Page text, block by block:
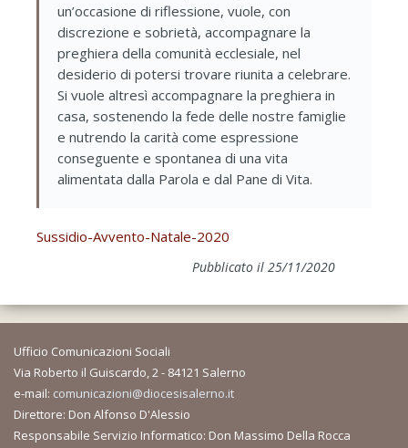
un’occasione di riflessione, vuole, con
discrezione e sobrietà, accompagnare la
preghiera della comunità ecclesiale, nel
desiderio di potersi trovare riunita a celebrare.
Si vuole altresì accompagnare la preghiera in
casa, sostenendo la fede delle nostre famiglie
e nutrendo la carità come espressione
conseguente e spontanea di una vita
alimentata dalla Parola e dal Pane di Vita.
Sussidio-Avvento-Natale-2020
Pubblicato il 25/11/2020
Ufficio Comunicazioni Sociali
Via Roberto il Guiscardo, 2 - 84121 Salerno
e-mail: comunicazioni@diocesisalerno.it
Direttore: Don Alfonso D'Alessio
Responsabile Servizio Informatico: Don Massimo Della Rocca